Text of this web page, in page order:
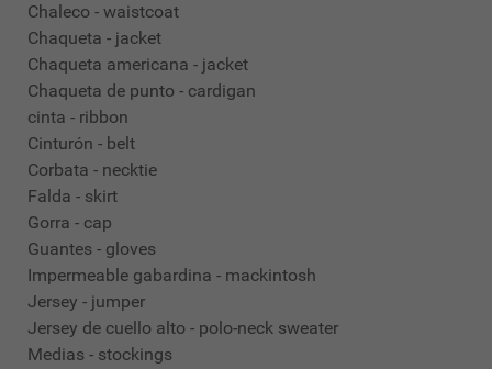
Chaleco - waistcoat
Chaqueta - jacket
Chaqueta americana - jacket
Chaqueta de punto - cardigan
cinta - ribbon
Cinturón - belt
Corbata - necktie
Falda - skirt
Gorra - cap
Guantes - gloves
Impermeable gabardina - mackintosh
Jersey - jumper
Jersey de cuello alto - polo-neck sweater
Medias - stockings